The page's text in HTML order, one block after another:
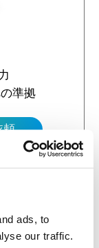
ads, to
our traffic.
準拠
頼